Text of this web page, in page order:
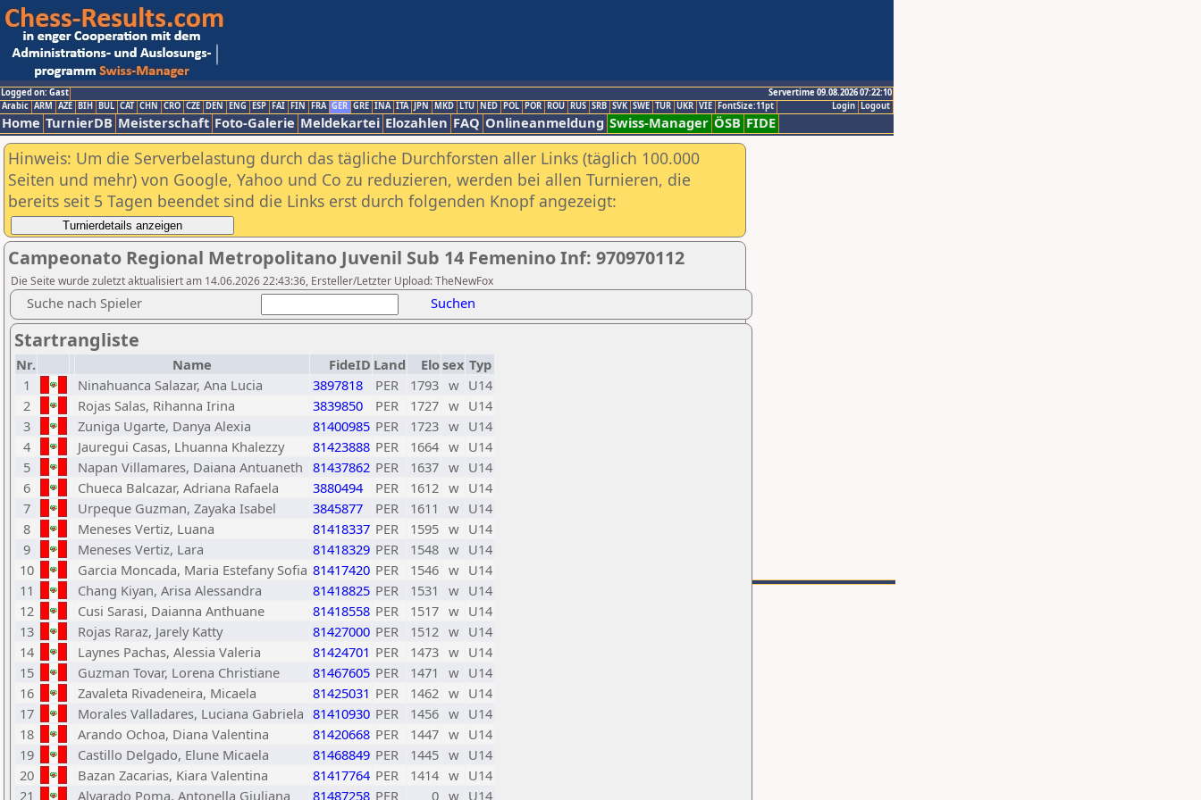
Logged on: Gast
Servertime 09.08.2026 07:22:10
Logout
Login
Arabic ARM AZE BIH BUL CAT CHN CRO CZE DEN ENG ESP FAI FIN FRA GER GRE INA ITA JPN MKD LTU NED POL POR ROU RUS SRB SVK SWE TUR UKR VIE FontSize:11pt
Home TurnierDB Meisterschaft Foto-Galerie Meldekartei Elozahlen FAQ Onlineanmeldung Swiss-Manager ÖSB FIDE
Hinweis: Um die Serverbelastung durch das tägliche Durchforsten aller Links (täglich 100.000
Seiten und mehr) von Google, Yahoo und Co zu reduzieren, werden bei allen Turnieren, die
bereits seit 5 Tagen beendet sind die Links erst durch folgenden Knopf angezeigt:
Campeonato Regional Metropolitano Juvenil Sub 14 Femenino Inf: 970970112
Die Seite wurde zuletzt aktualisiert am 14.06.2026 22:43:36, Ersteller/Letzter Upload: TheNewFox
Suche nach Spieler Suchen
Startrangliste
Nr. Name FideID Land Elosex Typ
1
Ninahuanca Salazar, Ana Lucia 3897818 PER 1793 w U14
2
Rojas Salas, Rihanna Irina 3839850 PER 1727 w U14
3
Zuniga Ugarte, Danya Alexia 81400985 PER 1723 w U14
4
Jauregui Casas, Lhuanna Khalezzy 81423888 PER 1664 w U14
5
Napan Villamares, Daiana Antuaneth 81437862 PER 1637 w U14
6
Chueca Balcazar, Adriana Rafaela 3880494 PER 1612 w U14
7
Urpeque Guzman, Zayaka Isabel 3845877 PER 1611 w U14
8
Meneses Vertiz, Luana 81418337 PER 1595 w U14
9
Meneses Vertiz, Lara 81418329 PER 1548 w U14
10
Garcia Moncada, Maria Estefany Sofia 81417420 PER 1546 w U14
11
Chang Kiyan, Arisa Alessandra 81418825 PER 1531 w U14
12
Cusi Sarasi, Daianna Anthuane 81418558 PER 1517 w U14
13
Rojas Raraz, Jarely Katty 81427000 PER 1512 w U14
14
Laynes Pachas, Alessia Valeria 81424701 PER 1473 w U14
15
Guzman Tovar, Lorena Christiane 81467605 PER 1471 w U14
16
Zavaleta Rivadeneira, Micaela 81425031 PER 1462 w U14
17
Morales Valladares, Luciana Gabriela 81410930 PER 1456 w U14
18
Arando Ochoa, Diana Valentina 81420668 PER 1447 w U14
19
Castillo Delgado, Elune Micaela 81468849 PER 1445 w U14
20
Bazan Zacarias, Kiara Valentina 81417764 PER 1414 w U14
21
Alvarado Poma, Antonella Giuliana 81487258 PER 0 w U14